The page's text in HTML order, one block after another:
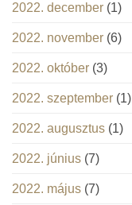
2022. december (1)
2022. november (6)
2022. október (3)
2022. szeptember (1)
2022. augusztus (1)
2022. június (7)
2022. május (7)